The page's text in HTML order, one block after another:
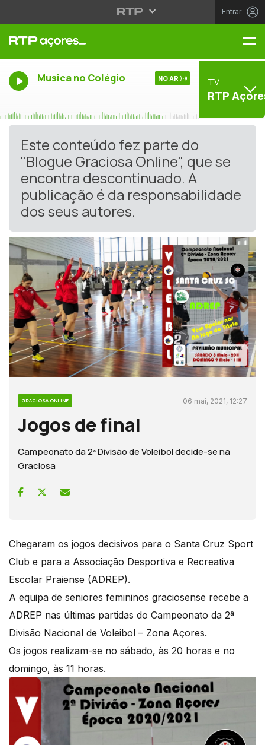
Entrar
Musica no Colégio NO AR TV
RTP
Este conteúdo fez parte do
"Blogue Graciosa Online", que se
encontra descontinuado. A
publicação é da responsabilidade
dos seus autores.
GRACIOSA ONLINE 06 mai, 2021, 12:27
Jogos de final
Campeonato da 2ª Divisão de Voleibol decide-se na
Graciosa
Chegaram os jogos decisivos para o Santa Cruz Sport
Club e para a Associação Desportiva e Recreativa
Escolar Praiense (ADREP).
A equipa de seniores femininos graciosense recebe a
ADREP nas últimas partidas do Campeonato da 2ª
Divisão Nacional de Voleibol – Zona Açores.
Os jogos realizam-se no sábado, às 20 horas e no
domingo, às 11 horas.